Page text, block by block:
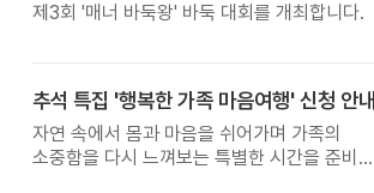
제3회 '매너 바둑왕' 바둑 대회를 개최합니다.
추석 특집 '행복한 가족 마음여행' 신청 안내
자연 속에서 몸과 마음을 쉬어가며 가족의
소중함을 다시 느껴보는 특별한 시간을 준비해